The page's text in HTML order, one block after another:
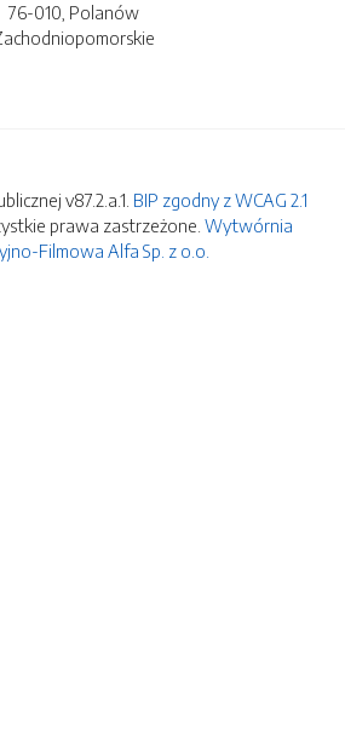
76-010, Polanów
v87.2.a.1. BIP zgodny z WCAG 2.1
prawa zastrzeżone. Wytwórnia
Filmowa Alfa Sp. z o.o.